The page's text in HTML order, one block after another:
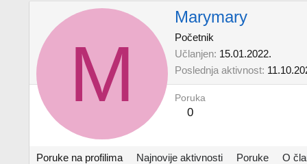
M
Marymary
Početnik
Učlanjen 15.01.2022.
Poslednja aktivnost
Poruka
0
Poruke na profilima Najnovije aktivnosti Poruke O